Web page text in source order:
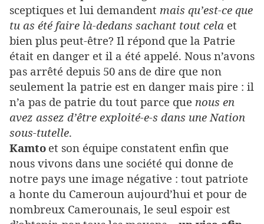
sceptiques et lui demandent mais qu’est-ce que
tu as été faire là-dedans sachant tout cela et
bien plus peut-être? Il répond que la Patrie
était en danger et il a été appelé. Nous n’avons
pas arrêté depuis 50 ans de dire que non
seulement la patrie est en danger mais pire : il
n’a pas de patrie du tout parce que nous en
avez assez d’être exploité-e-s dans une Nation
sous-tutelle.
Kamto et son équipe constatent enfin que
nous vivons dans une société qui donne de
notre pays une image négative : tout patriote
a honte du Cameroun aujourd’hui et pour de
nombreux Camerounais, le seul espoir est